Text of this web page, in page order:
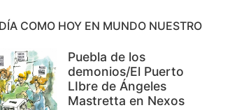
COMO HOY EN MUNDO NUESTRO
Puebla de los
demonios/El Puerto
LIbre de Ángeles
Mastretta en Nexos